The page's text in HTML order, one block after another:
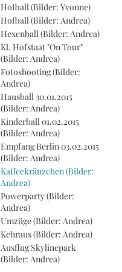
Hofball (Bilder: Yvonne)
Hofball (Bilder: Andrea)
Hexenball (Bilder: Andrea)
Kl. Hofstaat "On Tour"
(Bilder: Andrea)
Fotoshooting (Bilder:
Andrea)
Hausball 30.01.2015
(Bilder: Andrea)
Kinderball 01.02.2015
(Bilder: Andrea)
Empfang Berlin 03.02.2015
(Bilder: Andrea)
Kaffeekränzchen (Bilder:
Andrea)
Powerparty (Bilder:
Andrea)
Umzüge (Bilder: Andrea)
Kehraus (Bilder: Andrea)
Ausflug Skylinepark
(Bilder: Andrea)